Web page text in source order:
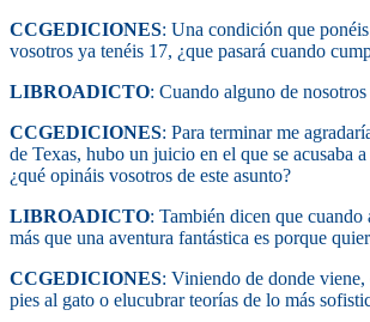
CCGEDICIONES: Una condición que
vosotros ya tenéis 17, ¿que pasará cuando
LIBROADICTO: Cuando alguno de
CCGEDICIONES: Para terminar me
de Texas, hubo un juicio en el que se acusaba a
¿qué opináis vosotros de este asunto?
LIBROADICTO: También dicen que cuando
más que una aventura fantástica es porque
CCGEDICIONES: Viniendo de donde
pies al gato o elucubrar teorías de lo más